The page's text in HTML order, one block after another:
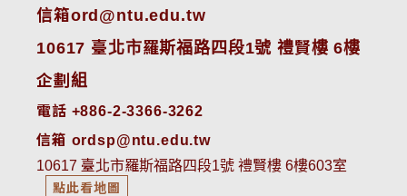
信箱ord@ntu.edu.tw
10617 臺北市羅斯福路四段1號 禮賢樓 6樓
企劃組
電話 +886-2-3366-3262
信箱 ordsp@ntu.edu.tw
10617 臺北市羅斯福路四段1號 禮賢樓 6樓603室
點此看地圖